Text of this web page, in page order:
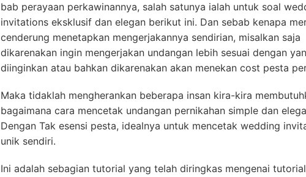
bab perayaan perkawinannya, salah satunya ialah untuk soal
invitations eksklusif dan elegan berikut ini. Dan sebab kenapa
cenderung menetapkan mengerjakannya sendirian, misalkan saja
dikarenakan ingin mengerjakan undangan lebih sesuai dengan
diinginkan atau bahkan dikarenakan akan menekan cost pesta
Maka tidaklah mengherankan beberapa insan kira-kira
bagaimana cara mencetak undangan pernikahan simple dan
Dengan Tak esensi pesta, idealnya untuk mencetak wedding
unik sendiri.
Ini adalah sebagian tutorial yang telah diringkas mengenai tutorial